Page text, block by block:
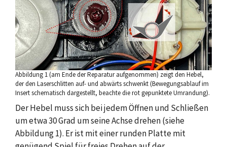
Abbildung 1 (am Ende der Reparatur aufgenommen) zeigt den Hebel,
der den Laserschlitten auf- und abwärts schwenkt (Bewegungsablauf im
Insert schematisch dargestellt, beachte die rot gepunktete Umrandung).
Der Hebel muss sich bei jedem Öffnen und Schließen
um etwa 30 Grad um seine Achse drehen (siehe
Abbildung 1). Er ist mit einer runden Platte mit